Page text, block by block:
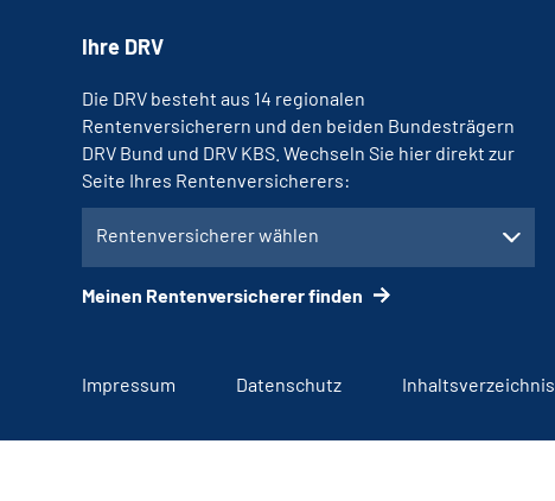
Ihre DRV
Die DRV besteht aus 14 regionalen
Rentenversicherern und den beiden Bundesträgern
DRV Bund und DRV KBS. Wechseln Sie hier direkt zur
Seite Ihres Rentenversicherers:
Rentenversicherer wählen
Meinen Rentenversicherer finden
Impressum Datenschutz Inhaltsverzeichnis